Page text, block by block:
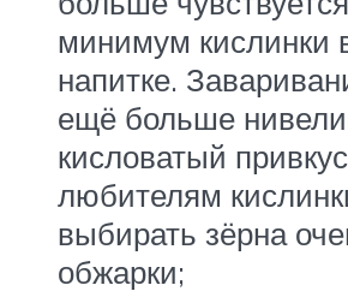
минимум кислинки
напитке.
ещё больше
кисловатый
любителям
выбирать зёрна
обжарки;